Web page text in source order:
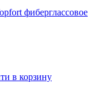
фиберглассовое
в корзину